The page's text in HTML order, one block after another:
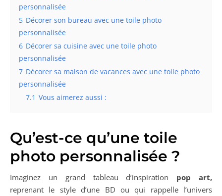
personnalisée
5 Décorer son bureau avec une toile photo
personnalisée
6 Décorer sa cuisine avec une toile photo
personnalisée
7 Décorer sa maison de vacances avec une toile photo
personnalisée
7.1 Vous aimerez aussi :
Qu’est-ce qu’une toile
photo personnalisée ?
Imaginez un grand tableau d’inspiration pop art,
reprenant le style d’une BD ou qui rappelle l’univers